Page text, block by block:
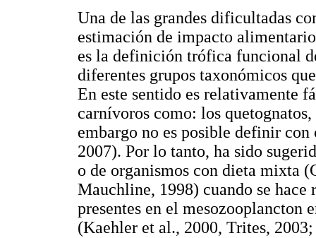
Una de las grandes dificultadas
estimación de impacto
es la definición trófica funcional
diferentes grupos taxonómicos
En este sentido es relativamente
carnívoros como: los
embargo no es posible definir
2007). Por lo tanto, ha sido
o de organismos con dieta mixta
Mauchline, 1998) cuando se
presentes en el mesozooplancton
(Kaehler et al., 2000, Trites,